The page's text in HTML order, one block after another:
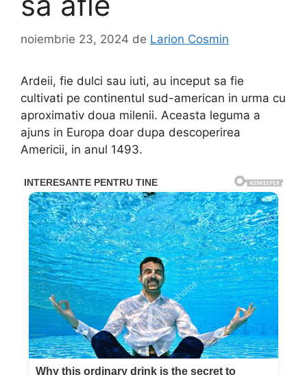
noiembrie 23, 2024 de Larion Cosmin
Ardeii, fie dulci sau iuti, au inceput sa fie
cultivati pe continentul sud-american in urma cu
aproximativ doua milenii. Aceasta leguma a
ajuns in Europa doar dupa descoperirea
Americii, in anul 1493.